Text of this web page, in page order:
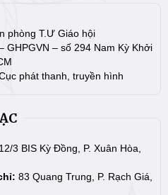
phòng T.Ư Giáo hội
GHPGVN – số 294 Nam Kỳ Khởi
phát thanh, truyền hình
12/3 BIS Kỳ Đồng, P. Xuân Hòa,
83 Quang Trung, P. Rạch Giá,